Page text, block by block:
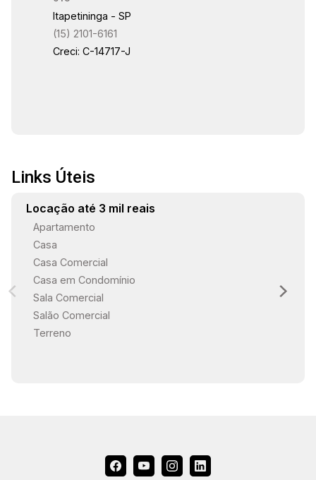
Itapetininga - SP
(15) 2101-6161
Creci: C-14717-J
Links Úteis
Locação até 3 mil reais
Apartamento
Casa
Casa Comercial
Casa em Condomínio
Sala Comercial
Salão Comercial
Terreno